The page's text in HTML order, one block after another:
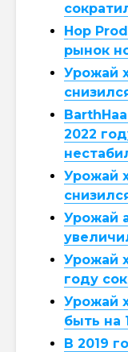
Hop
рынок
Урожай
2022
Урожай
Урожай
Урожай
году
Урожай
быть на
В 2019